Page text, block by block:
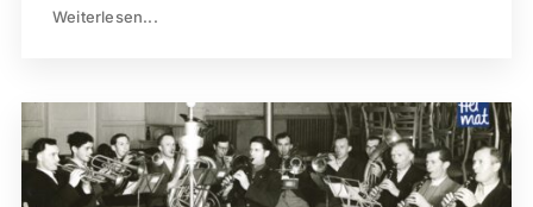
Weiterlesen...